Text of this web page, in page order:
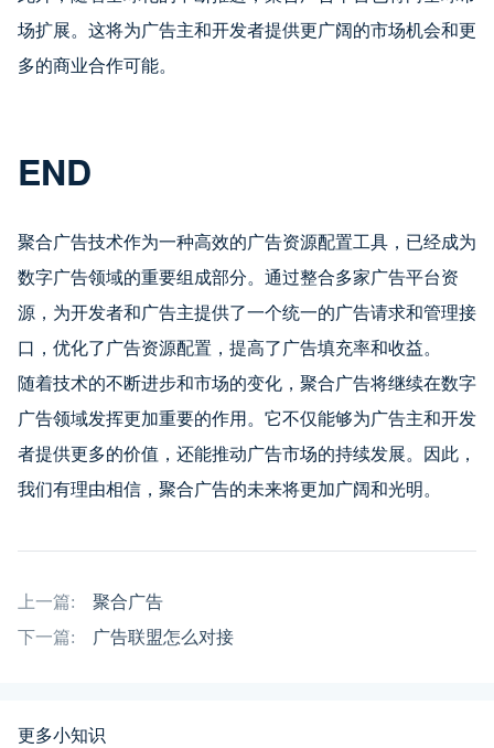
场扩展。这将为广告主和开发者提供更广阔的市场机会和更
多的商业合作可能。
END
聚合广告技术作为一种高效的广告资源配置工具，已经成为
数字广告领域的重要组成部分。通过整合多家广告平台资
源，为开发者和广告主提供了一个统一的广告请求和管理接
口，优化了广告资源配置，提高了广告填充率和收益。
随着技术的不断进步和市场的变化，聚合广告将继续在数字
广告领域发挥更加重要的作用。它不仅能够为广告主和开发
者提供更多的价值，还能推动广告市场的持续发展。因此，
我们有理由相信，聚合广告的未来将更加广阔和光明。
上一篇:
聚合广告
下一篇:
广告联盟怎么对接
更多小知识